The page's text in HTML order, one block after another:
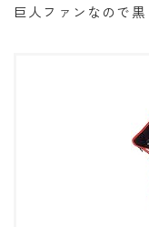
巨人ファンなので